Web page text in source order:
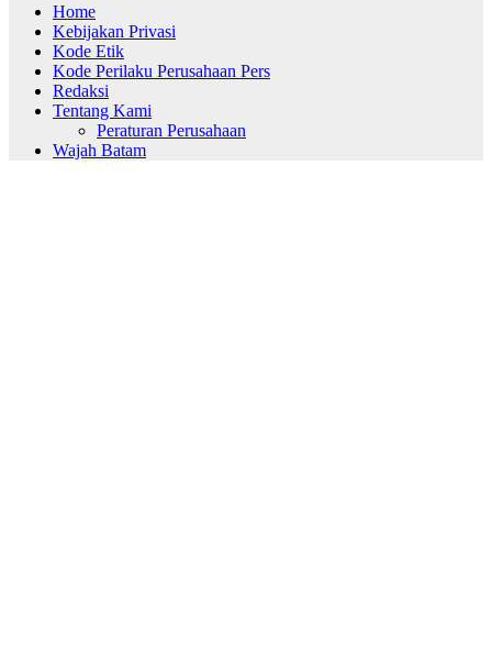
Home
Kebijakan Privasi
Kode Etik
Kode Perilaku Perusahaan Pers
Redaksi
Tentang Kami
Peraturan Perusahaan
Wajah Batam